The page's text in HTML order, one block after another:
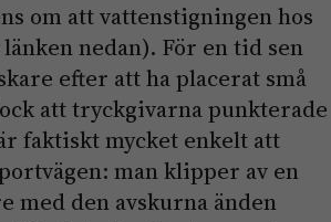
om att vattenstigningen hos
nedan). För en tid sen
efter att ha placerat små
att tryckgivarna punkterade
faktiskt mycket enkelt att
man klipper av en
med den avskurna änden